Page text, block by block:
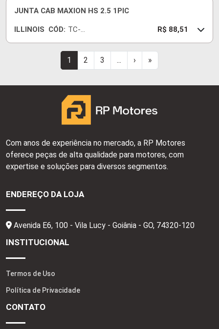
JUNTA CAB MAXION HS 2.5 1PIC
ILLINOIS CÓD: TC-
20 1M
R$ 88,51
1 2 3 ... › »
Com anos de experiência no mercado, a RP Motores
oferece peças de alta qualidade para motores, com
expertise e soluções para diversos segmentos.
ENDEREÇO DA LOJA
Avenida E6, 100 - Vila Lucy - Goiânia - GO, 74320-120
INSTITUCIONAL
Termos de Uso
Política de Privacidade
CONTATO